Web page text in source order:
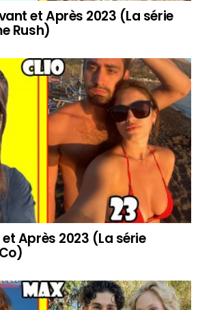
et Après 2023 (La série
Rush)
Après 2023 (La série